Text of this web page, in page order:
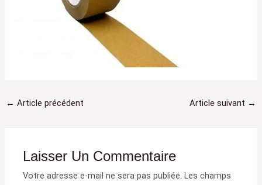
← Article précédent Article suivant →
Laisser Un Commentaire
Votre adresse e-mail ne sera pas publiée. Les champs